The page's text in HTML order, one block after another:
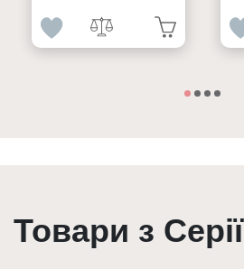
Товари з Серії